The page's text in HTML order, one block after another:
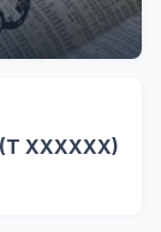
XXXXXX)